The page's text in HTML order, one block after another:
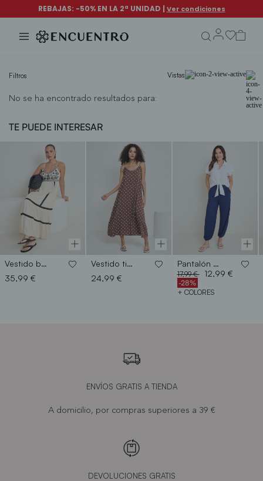
Filtros Vistas
No se ha encontrado resultados para:
TE PUEDE INTERESAR
Vestido bordado
35,99 €
Vestido tirantes
24,99 €
Pantalón bombacho
Price reduced from
17,99 €to12,99 €
-28%
+ COLORES
ENVÍOS GRATIS A TIENDA
A domicilio, por compras superiores a 39 €
DEVOLUCIONES GRATIS